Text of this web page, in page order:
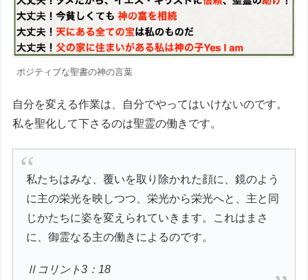
ポジティブな聖書の神の言葉
自分を変える作業は、自分でやってはいけないのです。
私を聖化して下さるのは聖霊の働きです。
私たちはみな、覆いを取り除かれた顔に、鏡のよう
に主の栄光を映しつつ、栄光から栄光へと、主と同
じかたちに姿を変えられていきます。これはまさ
に、御霊なる主の働きによるのです。
Ⅱコリント3：18